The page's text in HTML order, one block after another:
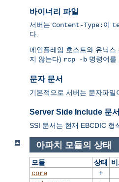
바이너리 파일
서버는 Content-Type: 이
다.
메인플레임 호스트와 유닉
지 않는다) rcp -b 명령어를
문자 문서
기본적으로 서버는 문자파일
Server Side Include 문서
SSI 문서는 현재 EBCDIC 형
아파치 모듈의 상태
모듈 상태
core
+